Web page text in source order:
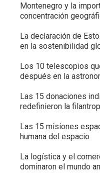
Montenegro y la
concentración
La declaración de
en la sostenibilidad
Los 10 telescopios
después en la
Las 15 donaciones
redefinieron la
Las 15 misiones
humana del espacio
La logística y el
dominaron el mundo